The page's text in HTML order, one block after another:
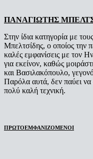
ΠΑΝΑΓΙΩΤΗΣ
Στην ίδια κατηγορία με
Μπελτσίδης, ο οποίος την
καλές εμφανίσεις με τον
για εκείνον, καθώς
και Βασιλακόπουλο,
Παρόλα αυτά, δεν παύει
πολύ καλή τεχνική.
ΠΡΩΤΟΕΜΦΑΝΙΖΟΜΕΝΟΙ